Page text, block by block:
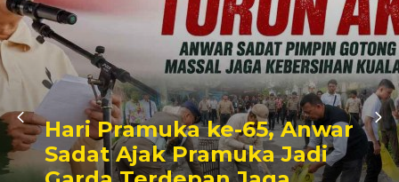
Hari Pramuka ke-65, Anwar
Sadat Ajak Pramuka Jadi